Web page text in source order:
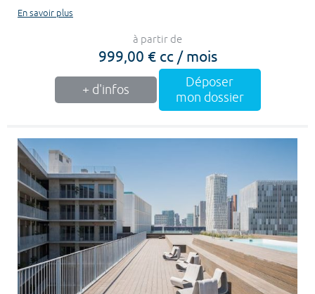
En savoir plus
à partir de
999,00 € cc / mois
+ d'infos
Déposer
mon dossier